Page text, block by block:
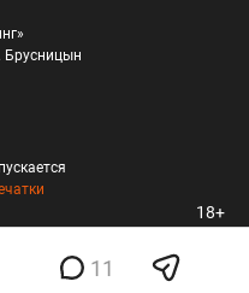
11
Брусницын
18+